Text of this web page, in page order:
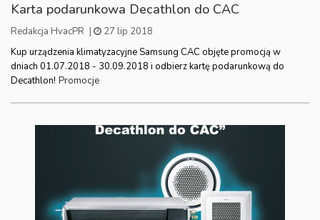
Karta podarunkowa Decathlon do CAC
Redakcja HvacPR |
27 lip 2018
Kup urządzenia klimatyzacyjne Samsung CAC objęte promocją w
dniach 01.07.2018 - 30.09.2018 i odbierz kartę podarunkową do
Decathlon! Promocje